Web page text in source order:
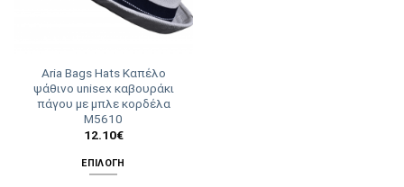
Aria Bags Hats Καπέλο
ψάθινο unisex καβουράκι
πάγου με μπλε κορδέλα
Μ5610
12.10€
ΕΠΙΛΟΓΉ